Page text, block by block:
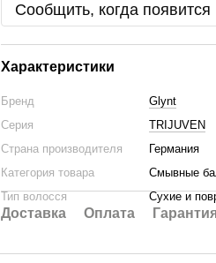
Сообщить, когда появится
Характеристики
Бренд
Glynt
Серия
TRIJUVEN
Страна производителя
Германия
Категория товара
Смывные
Тип волосся
Сухие и
Доставка Оплата